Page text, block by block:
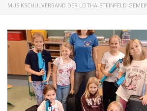
MUSIKSCHULVERBAND DER LEITHA-STEINFELD